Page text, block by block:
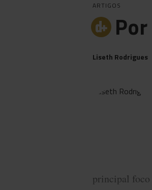
ARTIGOS
Liseth Rodrigues
principal